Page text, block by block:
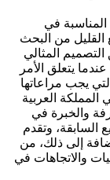
في
القليل من البحث
المثالي
يتعلق الأمر
يجب مراعاتها
العربية
والخبرة في
السابقة، وتقدم
إلى ذلك، من
والاتجاهات في